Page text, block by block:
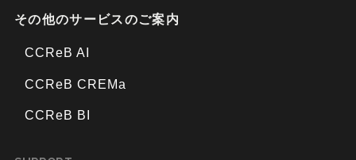
その他のサービスのご案内
CCReB AI
CCReB CREMa
CCReB BI